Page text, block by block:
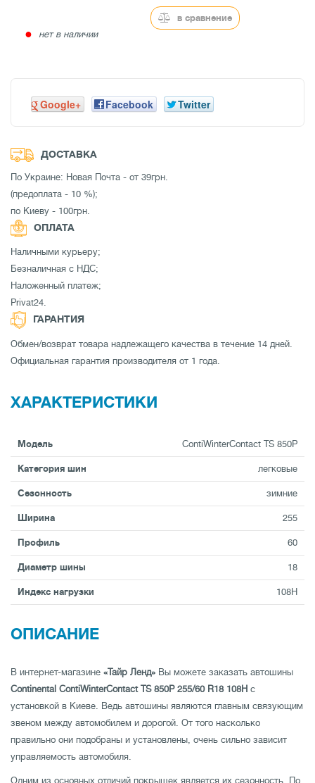
● нет в наличии
в сравнение
Google+ Facebook Twitter
ДОСТАВКА
По Украине: Новая Почта - от 39грн.
(предоплата - 10 %);
по Киеву - 100грн.
ОПЛАТА
Наличными курьеру;
Безналичная с НДС;
Наложенный платеж;
Privat24.
ГАРАНТИЯ
Обмен/возврат товара надлежащего качества в течение 14 дней.
Официальная гарантия производителя от 1 года.
ХАРАКТЕРИСТИКИ
Модель ContiWinterContact TS 850P
Категория шин легковые
Сезонность зимние
Ширина 255
Профиль 60
Диаметр шины 18
Индекс нагрузки 108H
ОПИСАНИЕ
В интернет-магазине «Тайр Ленд» Вы можете заказать автошины
Continental ContiWinterContact TS 850P 255/60 R18 108H с
установкой в Киеве. Ведь автошины являются главным связующим
звеном между автомобилем и дорогой. От того насколько
правильно они подобраны и установлены, очень сильно зависит
управляемость автомобиля.
Одним из основных отличий покрышек является их сезонность. По